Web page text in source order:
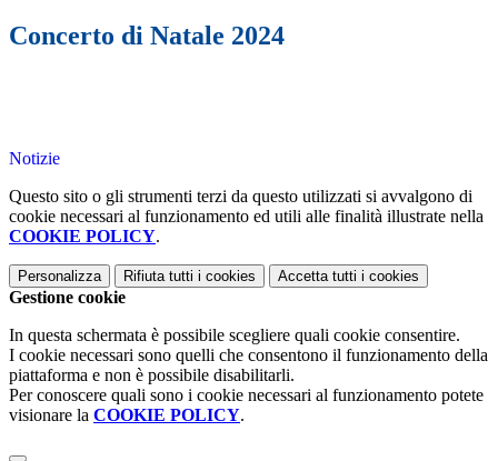
Concerto di Natale 2024
Notizie
Questo sito o gli strumenti terzi da questo utilizzati si avvalgono di
cookie necessari al funzionamento ed utili alle finalità illustrate nella
COOKIE POLICY.
Personalizza Rifiuta tutti i cookies Accetta tutti i cookies
Gestione cookie
In questa schermata è possibile scegliere quali cookie consentire.
I cookie necessari sono quelli che consentono il funzionamento della
piattaforma e non è possibile disabilitarli.
Per conoscere quali sono i cookie necessari al funzionamento potete
visionare la COOKIE POLICY.